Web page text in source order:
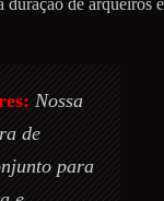
de arqueiros e
Nossa
de
para